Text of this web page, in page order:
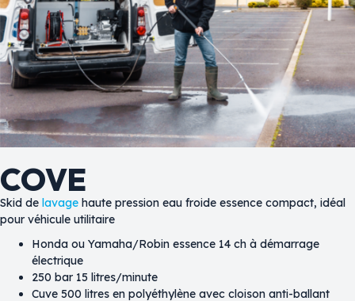
COVE
Skid de lavage haute pression eau froide essence compact, idéal
pour véhicule utilitaire
Honda ou Yamaha/Robin essence 14 ch à démarrage
électrique
250 bar 15 litres/minute
Cuve 500 litres en polyéthylène avec cloison anti-ballant